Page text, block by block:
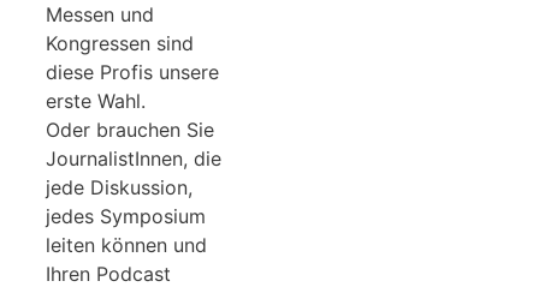
Messen und
Kongressen sind
diese Profis unsere
erste Wahl.
Oder brauchen Sie
JournalistInnen, die
jede Diskussion,
jedes Symposium
leiten können und
Ihren Podcast